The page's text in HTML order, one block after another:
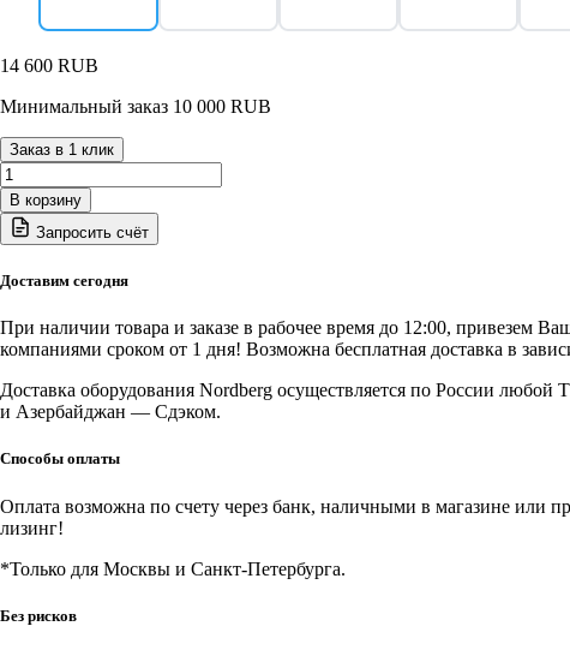
14 600 RUB
Минимальный заказ 10 000 RUB
Заказ в 1 клик
Количество
товара
NO2364
Nordberg
для
масла
на
65
л
В корзину
Запросить счёт
Доставим сегодня
При наличии товара и заказе в рабочее время до 12:00, привезем
компаниями сроком от 1 дня! Возможна бесплатная доставка в
Доставка оборудования Nordberg осуществляется по России
и Азербайджан — Сдэком.
Способы оплаты
Оплата возможна по счету через банк, наличными в магазине или
лизинг!
*Только для Москвы и Санкт-Петербурга.
Без рисков